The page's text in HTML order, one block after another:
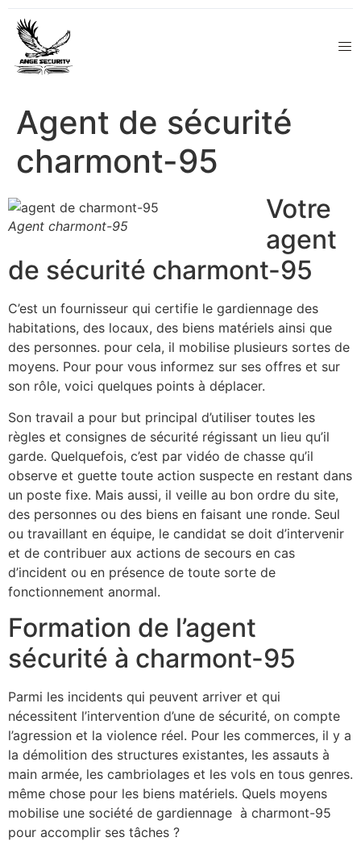
Agent de sécurité
charmont-95
Agent charmont-95
Votre
agent
de sécurité charmont-95
C’est un fournisseur qui certifie le gardiennage des
habitations, des locaux, des biens matériels ainsi que
des personnes. pour cela, il mobilise plusieurs sortes de
moyens. Pour pour vous informez sur ses offres et sur
son rôle, voici quelques points à déplacer.
Son travail a pour but principal d’utiliser toutes les
règles et consignes de sécurité régissant un lieu qu’il
garde. Quelquefois, c’est par vidéo de chasse qu’il
observe et guette toute action suspecte en restant dans
un poste fixe. Mais aussi, il veille au bon ordre du site,
des personnes ou des biens en faisant une ronde. Seul
ou travaillant en équipe, le candidat se doit d’intervenir
et de contribuer aux actions de secours en cas
d’incident ou en présence de toute sorte de
fonctionnement anormal.
Formation de l’agent
sécurité à charmont-95
Parmi les incidents qui peuvent arriver et qui
nécessitent l’intervention d’une de sécurité, on compte
l’agression et la violence réel. Pour les commerces, il y a
la démolition des structures existantes, les assauts à
main armée, les cambriolages et les vols en tous genres.
même chose pour les biens matériels. Quels moyens
mobilise une société de gardiennage à charmont-95
pour accomplir ses tâches ?